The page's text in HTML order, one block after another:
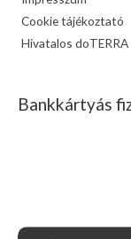
Cookie tájékoztató
Hivatalos
Bankkártyás